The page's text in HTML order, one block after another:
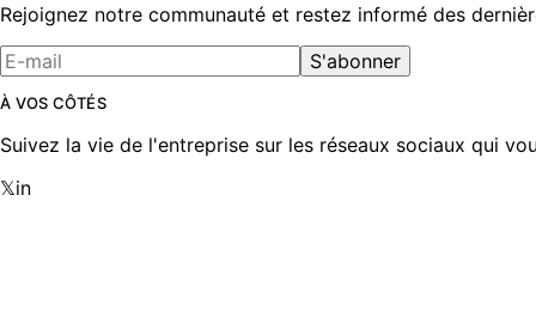
Rejoignez notre communauté et restez informé des
S'abonner
À VOS CÔTÉS
Suivez la vie de l'entreprise sur les réseaux sociaux qui
𝕏in